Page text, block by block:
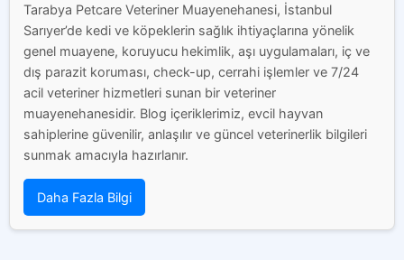
Tarabya Petcare Veteriner Muayenehanesi, İstanbul
Sarıyer’de kedi ve köpeklerin sağlık ihtiyaçlarına yönelik
genel muayene, koruyucu hekimlik, aşı uygulamaları, iç ve
dış parazit koruması, check-up, cerrahi işlemler ve 7/24
acil veteriner hizmetleri sunan bir veteriner
muayenehanesidir. Blog içeriklerimiz, evcil hayvan
sahiplerine güvenilir, anlaşılır ve güncel veterinerlik bilgileri
sunmak amacıyla hazırlanır.
Daha Fazla Bilgi